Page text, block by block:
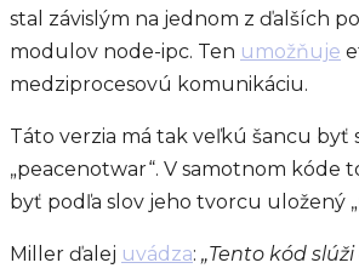
stal závislým na jednom z ďalších
modulov node-ipc. Ten umožňuje
medziprocesovú komunikáciu.
Táto verzia má tak veľkú šancu byť
„peacenotwar“. V samotnom kóde
byť podľa slov jeho tvorcu uložený
Miller ďalej uvádza: „Tento kód